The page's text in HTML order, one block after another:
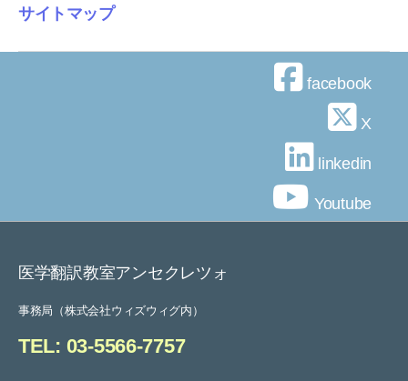
サイトマップ
facebook
X
linkedin
Youtube
医学翻訳教室アンセクレツォ
事務局（株式会社ウィズウィグ内）
TEL: 03-5566-7757